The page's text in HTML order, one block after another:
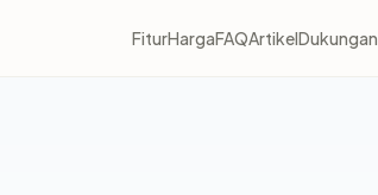
FiturHargaFAQArtikelDukungan